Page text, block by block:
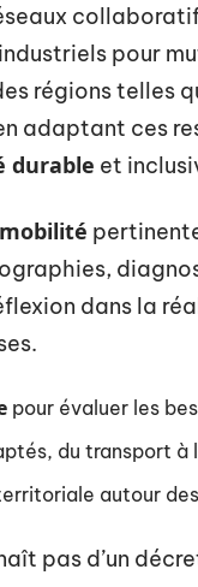
pour
régions telles
adaptant ces
durable et
dans la
pour évaluer les
du transport
autour
pas d’un